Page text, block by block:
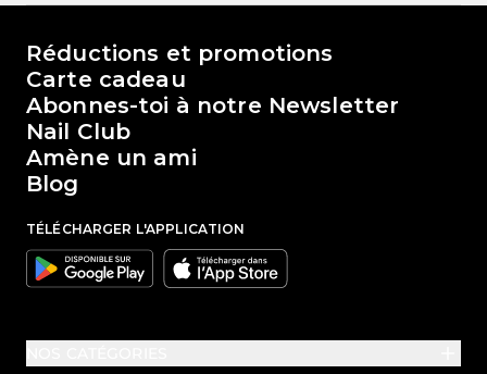
Le monde de Passione Beauty
Réductions et promotions
Carte cadeau
Abonnes-toi à notre Newsletter
Nail Club
Amène un ami
Blog
TÉLÉCHARGER L'APPLICATION
Google Apple